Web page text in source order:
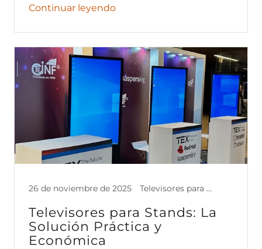
Continuar leyendo
26 de noviembre de 2025 Televisores para stands
Televisores para Stands: La
Solución Práctica y
Económica